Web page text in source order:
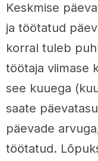
Keskmise
ja töötatud
korral tuleb
töötaja viimase
see kuuega
saate
päevade
töötatud.